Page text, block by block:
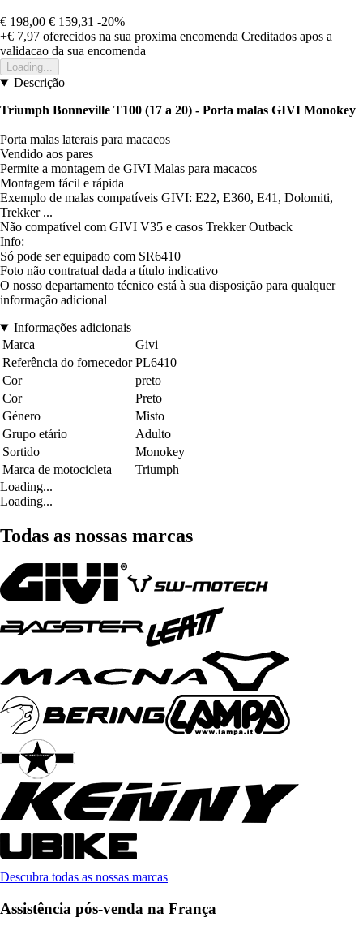
€ 198,00 € 159,31 -20%
+€ 7,97 oferecidos na sua proxima encomenda Creditados apos a
validacao da sua encomenda
Loading...
Descrição
Triumph Bonneville T100 (17 a 20) - Porta malas GIVI Monokey
Porta malas laterais para macacos
Vendido aos pares
Permite a montagem de GIVI Malas para macacos
Montagem fácil e rápida
Exemplo de malas compatíveis GIVI: E22, E360, E41, Dolomiti,
Trekker ...
Não compatível com GIVI V35 e casos Trekker Outback
Info:
Só pode ser equipado com SR6410
Foto não contratual dada a título indicativo
O nosso departamento técnico está à sua disposição para qualquer
informação adicional
Informações adicionais
Marca
Givi
Referência do fornecedor PL6410
Cor
preto
Cor
Preto
Género
Misto
Grupo etário
Adulto
Sortido
Monokey
Marca de motocicleta
Triumph
Loading...
Loading...
Todas as nossas marcas
Descubra todas as nossas marcas
Assistência pós-venda na França